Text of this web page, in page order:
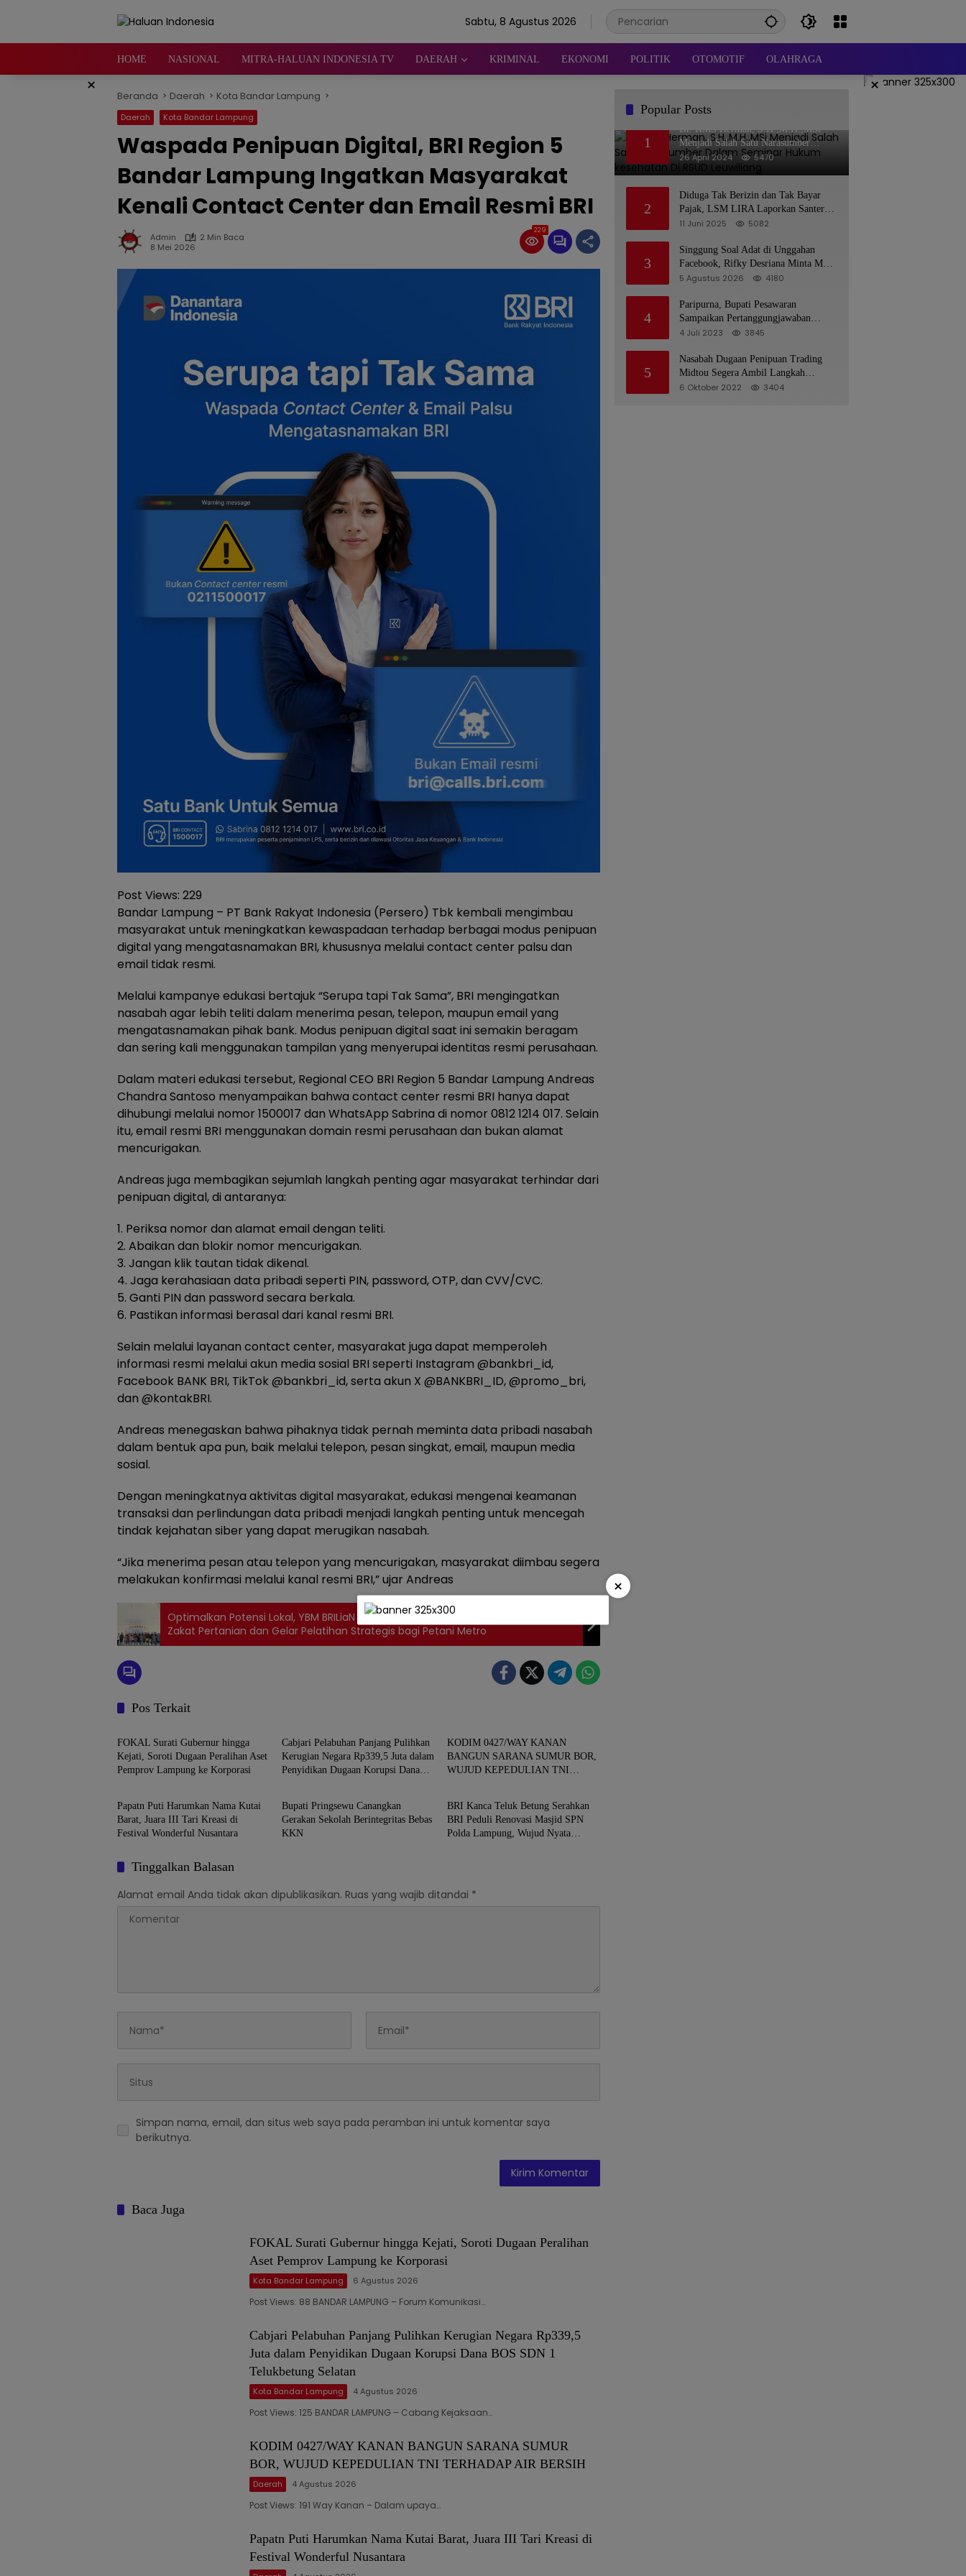
Sabtu, 8 Agustus 2026
HOME NASIONAL MITRA-HALUAN INDONESIA TV DAERAH KRIMINAL EKONOMI POLITIK OTOMOTIF OLAHRAGA
× ×
Beranda Daerah Kota Bandar Lampung
Daerah Kota Bandar Lampung
Waspada Penipuan Digital, BRI Region 5
Bandar Lampung Ingatkan Masyarakat
Kenali Contact Center dan Email Resmi BRI
Admin
2 Min Baca
8 Mei 2026
229
Post Views: 229
Bandar Lampung – PT Bank Rakyat Indonesia (Persero) Tbk kembali mengimbau
masyarakat untuk meningkatkan kewaspadaan terhadap berbagai modus penipuan
digital yang mengatasnamakan BRI, khususnya melalui contact center palsu dan
email tidak resmi.
Melalui kampanye edukasi bertajuk “Serupa tapi Tak Sama”, BRI mengingatkan
nasabah agar lebih teliti dalam menerima pesan, telepon, maupun email yang
mengatasnamakan pihak bank. Modus penipuan digital saat ini semakin beragam
dan sering kali menggunakan tampilan yang menyerupai identitas resmi perusahaan.
Dalam materi edukasi tersebut, Regional CEO BRI Region 5 Bandar Lampung Andreas
Chandra Santoso menyampaikan bahwa contact center resmi BRI hanya dapat
dihubungi melalui nomor 1500017 dan WhatsApp Sabrina di nomor 0812 1214 017. Selain
itu, email resmi BRI menggunakan domain resmi perusahaan dan bukan alamat
mencurigakan.
Andreas juga membagikan sejumlah langkah penting agar masyarakat terhindar dari
penipuan digital, di antaranya:
1. Periksa nomor dan alamat email dengan teliti.
2. Abaikan dan blokir nomor mencurigakan.
3. Jangan klik tautan tidak dikenal.
4. Jaga kerahasiaan data pribadi seperti PIN, password, OTP, dan CVV/CVC.
5. Ganti PIN dan password secara berkala.
6. Pastikan informasi berasal dari kanal resmi BRI.
Selain melalui layanan contact center, masyarakat juga dapat memperoleh
informasi resmi melalui akun media sosial BRI seperti Instagram @bankbri_id,
Facebook BANK BRI, TikTok @bankbri_id, serta akun X @BANKBRI_ID, @promo_bri,
dan @kontakBRI.
Andreas menegaskan bahwa pihaknya tidak pernah meminta data pribadi nasabah
dalam bentuk apa pun, baik melalui telepon, pesan singkat, email, maupun media
sosial.
Dengan meningkatnya aktivitas digital masyarakat, edukasi mengenai keamanan
transaksi dan perlindungan data pribadi menjadi langkah penting untuk mencegah
tindak kejahatan siber yang dapat merugikan nasabah.
“Jika menerima pesan atau telepon yang mencurigakan, masyarakat diimbau segera
melakukan konfirmasi melalui kanal resmi BRI,” ujar Andreas
Optimalkan Potensi Lokal, YBM BRILiaN BRI Region 5 Bandar Lampung Salurkan
Zakat Pertanian dan Gelar Pelatihan Strategis bagi Petani Metro
Pos Terkait
Kota Bandar Lampung
FOKAL Surati Gubernur hingga
Kejati, Soroti Dugaan Peralihan Aset
Pemprov Lampung ke Korporasi
Cabjari Pelabuhan Panjang Pulihkan
Kerugian Negara Rp339,5 Juta dalam
Penyidikan Dugaan Korupsi Dana
KODIM 0427/WAY KANAN
BANGUN SARANA SUMUR BOR,
WUJUD KEPEDULIAN TNI
Daerah
Papatn Puti Harumkan Nama Kutai
Barat, Juara III Tari Kreasi di
Festival Wonderful Nusantara
Daerah
Bupati Pringsewu Canangkan
Gerakan Sekolah Berintegritas Bebas
KKN
Kota Bandar Lampung
BRI Kanca Teluk Betung Serahkan
BRI Peduli Renovasi Masjid SPN
Polda Lampung, Wujud Nyata
Tinggalkan Balasan
Alamat email Anda tidak akan dipublikasikan. Ruas yang wajib ditandai *
Simpan nama, email, dan situs web saya pada peramban ini untuk komentar saya
berikutnya.
Baca Juga
FOKAL Surati Gubernur hingga Kejati, Soroti Dugaan Peralihan
Aset Pemprov Lampung ke Korporasi
Kota Bandar Lampung 6 Agustus 2026
Post Views: 88 BANDAR LAMPUNG – Forum Komunikasi…
Cabjari Pelabuhan Panjang Pulihkan Kerugian Negara Rp339,5
Juta dalam Penyidikan Dugaan Korupsi Dana BOS SDN 1
Telukbetung Selatan
Kota Bandar Lampung 4 Agustus 2026
Post Views: 125 BANDAR LAMPUNG – Cabang Kejaksaan…
KODIM 0427/WAY KANAN BANGUN SARANA SUMUR
BOR, WUJUD KEPEDULIAN TNI TERHADAP AIR BERSIH
Daerah 4 Agustus 2026
Post Views: 191 Way Kanan – Dalam upaya…
Papatn Puti Harumkan Nama Kutai Barat, Juara III Tari Kreasi di
Festival Wonderful Nusantara
Popular Posts
1
Dr. KMS Herman, S.H.,M.H.,MSi
Menjadi Salah Satu Narasumber
Dalam Seminar Hukum kesehatan Di
RSUD Leuwiliang
26 April 2024 5470
2
Diduga Tak Berizin dan Tak Bayar
Pajak, LSM LIRA Laporkan Santerra
de Laponte ke Kejaksaan Kota Batu
11 Juni 2025 5082
3
Singgung Soal Adat di Unggahan
Facebook, Rifky Desriana Minta Maaf
ke PDA dan Bupati Kubar
5 Agustus 2026 4180
4
Paripurna, Bupati Pesawaran
Sampaikan Pertanggungjawaban
Pelaksanaan APBD 2022
4 Juli 2023 3845
5
Nasabah Dugaan Penipuan Trading
Midtou Segera Ambil Langkah
Hukum
6 Oktober 2022 3404
×